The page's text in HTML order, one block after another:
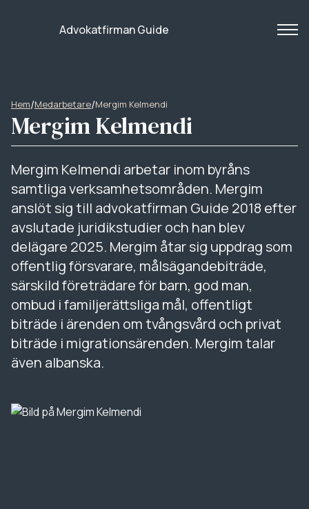
Advokatfirman Guide
Hem/Medarbetare/Mergim Kelmendi
Mergim Kelmendi
Mergim Kelmendi arbetar inom byråns
samtliga verksamhetsområden. Mergim
anslöt sig till advokatfirman Guide 2018 efter
avslutade juridikstudier och han blev
delägare 2025. Mergim åtar sig uppdrag som
offentlig försvarare, målsägandebiträde,
särskild företrädare för barn, god man,
ombud i familjerättsliga mål, offentligt
biträde i ärenden om tvångsvård och privat
biträde i migrationsärenden. Mergim talar
även albanska.